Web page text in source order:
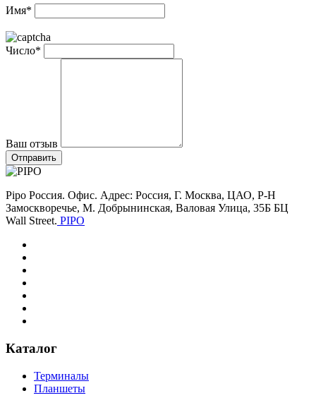
Имя*
Число*
Ваш отзыв
Отправить
Pipo Россия. Офис. Адрес: Россия, Г. Москва, ЦАО, Р-Н
Замоскворечье, М. Добрынинская, Валовая Улица, 35Б БЦ
Wall Street. PIPO
Каталог
Терминалы
Планшеты